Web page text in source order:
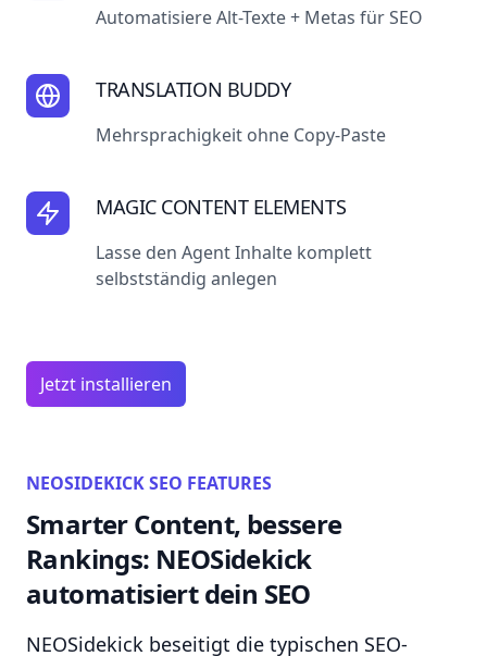
Automatisiere Alt-Texte + Metas für SEO
TRANSLATION BUDDY
Mehrsprachigkeit ohne Copy-Paste
MAGIC CONTENT ELEMENTS
Lasse den Agent Inhalte komplett
selbstständig anlegen
Jetzt installieren
NEOSIDEKICK SEO FEATURES
Smarter Content, bessere
Rankings: NEOSidekick
automatisiert dein SEO
NEOSidekick beseitigt die typischen SEO-